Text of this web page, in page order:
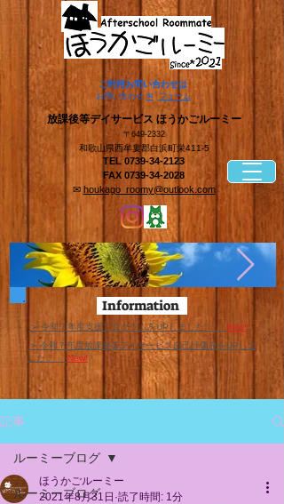
​ご利用お問い合わせは
​お問い合わせ ✉ フォーム
​放課後等デイサービス ほうかごルーミー
〒649-2332
和歌山県西牟婁郡白浜町栄411-5
TEL0739-34-2123
FAX 0739-34-2028
✉ houkago_roomy@outlook.com
Information
​ ➢ 令和７年度支援プログラムをUPしました！ New!
​ ➢ 令和７年度放課後等デイサービス自己評価表をUPしま
した！
New!
記事
ルーミーブログ
ルーミーブログ
ほうかごルーミー
2021年8月31日 読了時間: 1分